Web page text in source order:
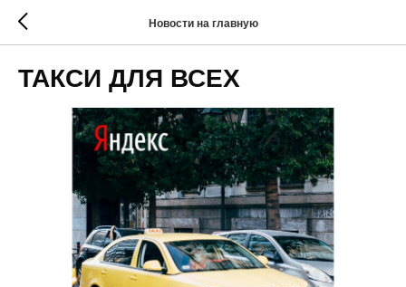
Новости на главную
ТАКСИ ДЛЯ ВСЕХ